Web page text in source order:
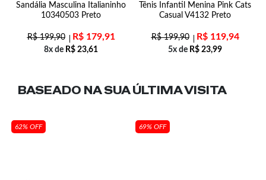
Sandália Masculina Italianinho
10340503 Preto
R$199,90 R$179,91
8x de R$ 23,61
Tênis Infantil Menina Pink Cats
Casual V4132 Preto
R$199,90 R$119,94
5x de R$ 23,99
BASEADO NA SUAÚLTIMA VISITA
62% OFF 69% OFF